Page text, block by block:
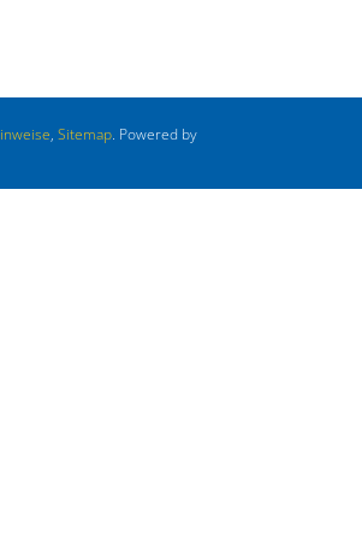
, Sitemap. Powered by